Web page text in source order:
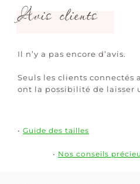
Avis clients
Il n’y a pas encore d’avis.
Seuls les clients connectés
ont la possibilité de laisser
• Guide des tailles
• Nos conseils